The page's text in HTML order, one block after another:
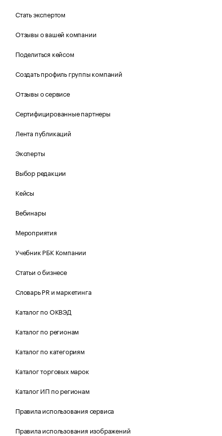
Стать экспертом
Отзывы о вашей компании
Поделиться кейсом
Создать профиль группы компаний
Отзывы о сервисе
Сертифицированные партнеры
Лента публикаций
Эксперты
Выбор редакции
Кейсы
Вебинары
Мероприятия
Учебник РБК Компании
Статьи о бизнесе
Словарь PR и маркетинга
Каталог по ОКВЭД
Каталог по регионам
Каталог по категориям
Каталог торговых марок
Каталог ИП по регионам
Правила использования сервиса
Правила использования изображений